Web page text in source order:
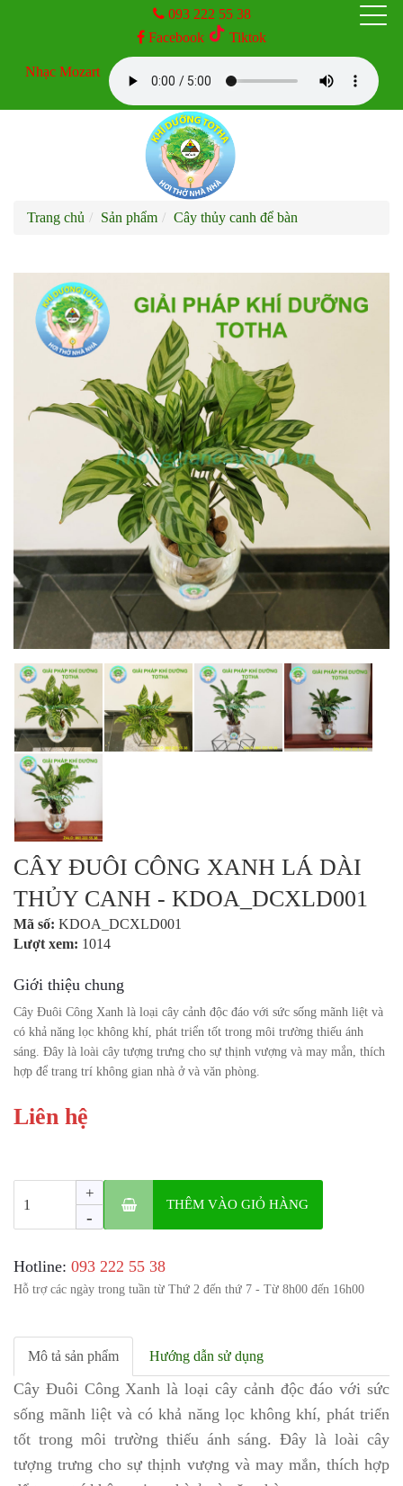
093 222 55 38
Facebook
Tiktok
Nhạc Mozart
Trang chủ Sản phẩm Cây thủy canh để bàn
CÂY ĐUÔI CÔNG XANH LÁ DÀI
THỦY CANH - KDOA_DCXLD001
Mã số: KDOA_DCXLD001
Lượt xem: 1014
Giới thiệu chung
Cây Đuôi Công Xanh là loại cây cảnh độc đáo với sức sống mãnh liệt và
có khả năng lọc không khí, phát triển tốt trong môi trường thiếu ánh
sáng. Đây là loài cây tượng trưng cho sự thịnh vượng và may mắn, thích
hợp để trang trí không gian nhà ở và văn phòng.
Liên hệ
-
+
THÊM VÀO GIỎ HÀNG
Hotline: ‎093 222 55 38
Hỗ trợ các ngày trong tuần từ Thứ 2 đến thứ 7 - Từ 8h00 đến 16h00
Mô tả sản phẩm Hướng dẫn sử dụng
Cây Đuôi Công Xanh là loại cây cảnh độc đáo với sức
sống mãnh liệt và có khả năng lọc không khí, phát triển
tốt trong môi trường thiếu ánh sáng. Đây là loài cây
tượng trưng cho sự thịnh vượng và may mắn, thích hợp
KINH NGHIỆM
TIN TỨC
DỰ ÁN
LIÊN HỆ